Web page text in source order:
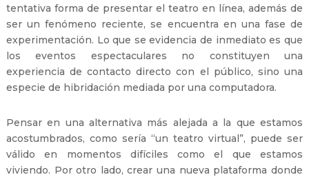
tentativa forma de presentar el teatro en línea, además de
ser un fenómeno reciente, se encuentra en una fase de
experimentación. Lo que se evidencia de inmediato es que
los eventos espectaculares no constituyen una
experiencia de contacto directo con el público, sino una
especie de hibridación mediada por una computadora.
Pensar en una alternativa más alejada a la que estamos
acostumbrados, como sería “un teatro virtual”, puede ser
válido en momentos difíciles como el que estamos
viviendo. Por otro lado, crear una nueva plataforma donde